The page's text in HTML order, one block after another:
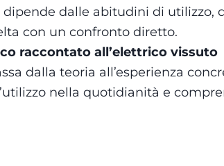
dalle abitudini di
con un confronto diretto.
raccontato all’elettrico vissuto
dalla teoria all’esperienza
nella quotidianità e